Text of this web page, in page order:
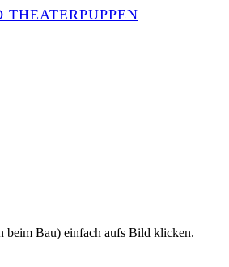
beim Bau) einfach aufs Bild klicken.